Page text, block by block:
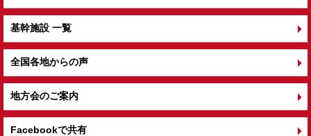
基幹施設 一覧
全国各地からの声
地方会のご案内
Facebookで共有